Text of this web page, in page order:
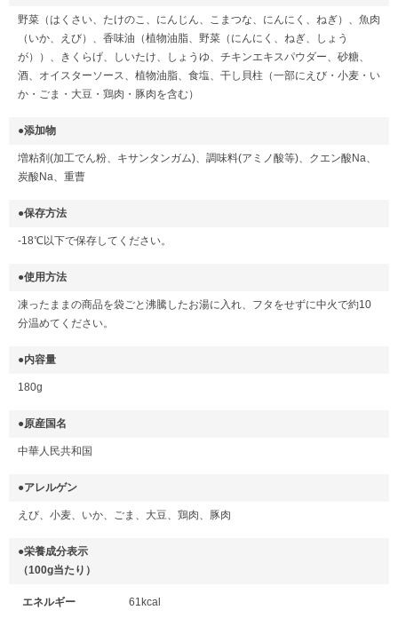
野菜（はくさい、たけのこ、にんじん、こまつな、にんにく、ねぎ）、魚肉
（いか、えび）、香味油（植物油脂、野菜（にんにく、ねぎ、しょう
が））、きくらげ、しいたけ、しょうゆ、チキンエキスパウダー、砂糖、
酒、オイスターソース、植物油脂、食塩、干し貝柱（一部にえび・小麦・い
か・ごま・大豆・鶏肉・豚肉を含む）
●添加物
増粘剤(加工でん粉、キサンタンガム)、調味料(アミノ酸等)、クエン酸Na、
炭酸Na、重曹
●保存方法
-18℃以下で保存してください。
●使用方法
凍ったままの商品を袋ごと沸騰したお湯に入れ、フタをせずに中火で約10
分温めてください。
●内容量
180g
●原産国名
中華人民共和国
●アレルゲン
えび、小麦、いか、ごま、大豆、鶏肉、豚肉
●栄養成分表示
（100g当たり）
エネルギー 61kcal